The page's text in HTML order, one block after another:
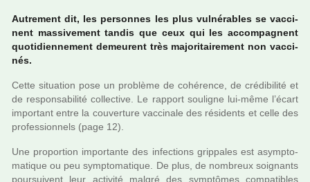
Autrement dit, les per­son­nes les plus vul­né­ra­bles se vac­ci­
nent mas­si­ve­ment tandis que ceux qui les accom­pa­gnent
quo­ti­dien­ne­ment demeu­rent très majo­ri­tai­re­ment non vac­ci­
nés.
Cette situa­tion pose un pro­blème de cohé­rence, de cré­di­bi­lité et
de res­pon­sa­bi­lité col­lec­tive. Le rap­port sou­li­gne lui-même l’écart
impor­tant entre la cou­ver­ture vac­ci­nale des rési­dents et celle des
pro­fes­sion­nels (page 12).
Une pro­por­tion impor­tante des infec­tions grip­pa­les est asymp­to­
ma­ti­que ou peu symp­to­ma­ti­que. De plus, de nom­breux soi­gnants
pour­sui­vent leur acti­vité malgré des symp­tô­mes com­pa­ti­bles